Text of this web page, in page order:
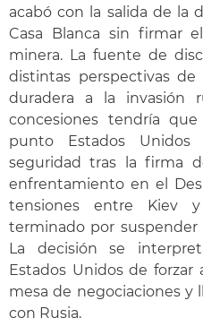
acabó con la salida de la
Casa Blanca sin firmar
minera. La fuente de
distintas perspectivas
duradera a la invasión
concesiones tendría
punto Estados
seguridad tras la firma
enfrentamiento en el
tensiones entre Kiev
terminado por suspender
La decisión se
Estados Unidos de forzar
mesa de negociaciones y
con Rusia.